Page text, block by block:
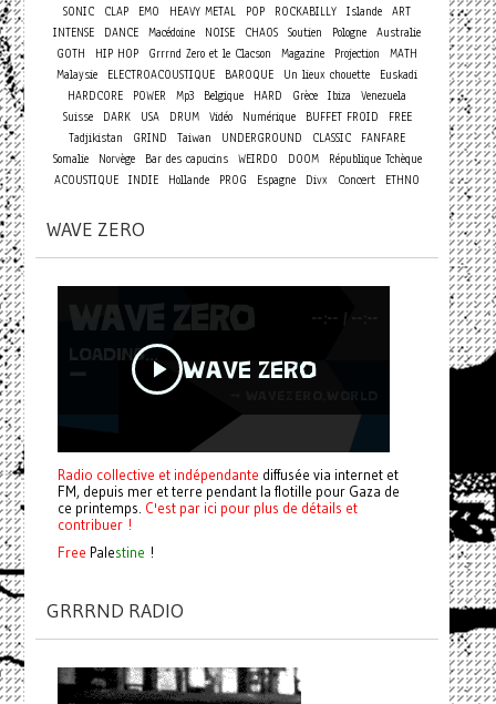
SONIC
CLAP EMO HEAVY METAL POP ROCKABILLY Islande ART
INTENSE
DANCE Macédoine NOISE CHAOS Soutien Pologne Australie
GOTH
HIP HOP Grrrnd Zero et le Clacson Magazine Projection
MATH
Malaysie
ELECTROACOUSTIQUE BAROQUE Un lieux chouette
Euskadi
HARDCORE
POWER Mp3 Belgique HARD Grèce Ibiza
Venezuela
Suisse
DARK USA DRUM Vidéo Numérique BUFFET FROID
FREE
Tadjikistan
GRIND Taiwan UNDERGROUND CLASSIC
FANFARE
Somalie
Norvège Bar des capucins WEIRDO DOOM
République Tchèque
ACOUSTIQUE INDIE Hollande PROG Espagne Divx Concert ETHNO
WAVE ZERO
Radio collective et indépendante diffusée via internet et
FM, depuis mer et terre pendant la flotille pour Gaza de
ce printemps. C'est par ici pour plus de détails et
contribuer !
Free Palestine !
GRRRND RADIO